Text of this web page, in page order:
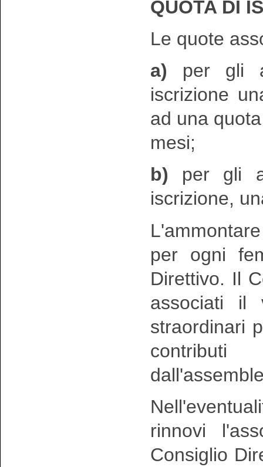
QUOTA DI
Le quote
a) per gli
iscrizione
ad una
mesi;
b) per gli
iscrizione,
per ogni
Direttivo. Il
associati il
straordinari
contributi
rinnovi
Consiglio